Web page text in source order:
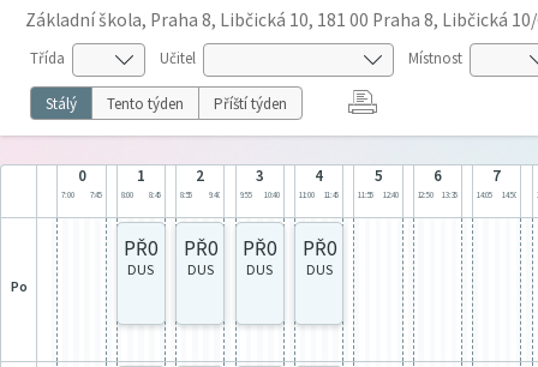
Základní škola, Praha 8, Libčická 10, 181 00 Praha 8, Libčická
Třída Učitel Místnost
Stálý Tento týden Příští týden
0
7:00 7:45
1
8:00 8:45
2
8:55 9:40
3
9:55 10:40
4
11:00 11:45
5
11:55 12:40
6
12:50 13:35
7
14:05 14:50
po
PŘ0
DUS
PŘ0
DUS
PŘ0
DUS
PŘ0
DUS